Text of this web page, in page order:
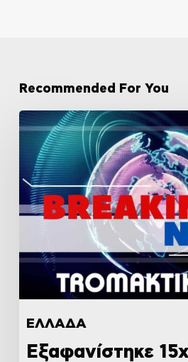
Recommended For You
ΕΛΛΑΔΑ
Εξαφανίστηκε